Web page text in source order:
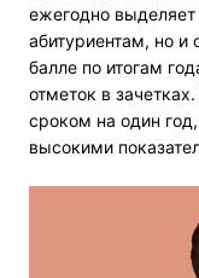
ежегодно выделяет
абитуриентам, но и
балле по итогам
отметок в
сроком на один
высокими